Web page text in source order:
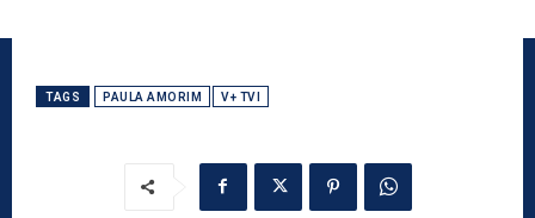
TAGS PAULA AMORIM V+ TVI